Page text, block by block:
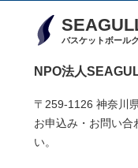
バスケットボール
NPO法人
〒259-1126 神奈川
お申込み・お問い合
い。